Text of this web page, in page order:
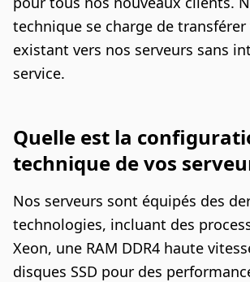
technique se charge de
existant vers nos serveurs sans
service.
Quelle est la
technique de vos
Nos serveurs sont équipés des
technologies, incluant des
Xeon, une RAM DDR4 haute
disques SSD pour des